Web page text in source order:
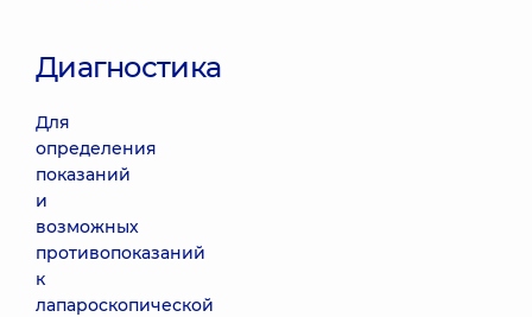
Диагностика
Для
определения
показаний
и
возможных
противопоказаний
к
лапароскопической